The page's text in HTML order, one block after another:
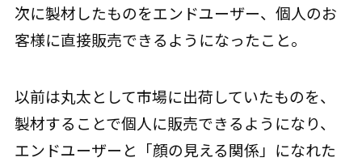
次に製材したものをエンドユーザー、個人のお
客様に直接販売できるようになったこと。
以前は丸太として市場に出荷していたものを、
製材することで個人に販売できるようになり、
エンドユーザーと「顔の見える関係」になれた